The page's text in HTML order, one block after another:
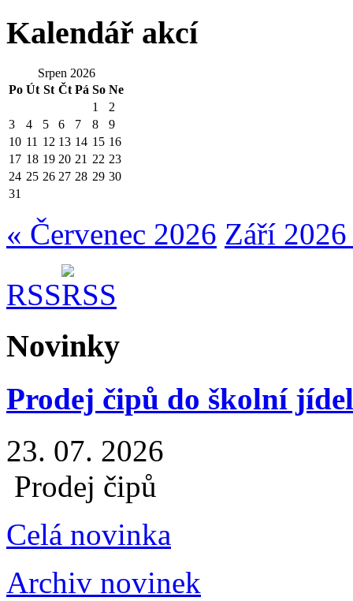
Kalendář akcí
Srpen 2026
Po Út St Čt Pá So Ne
1
2
3
4 5 6 7 8
9
10 11 12 13 14 15 16
17 18 19 20 21 22 23
24 25 26 27 28 29 30
31
« Červenec 2026 Září
RSS
Novinky
Prodej čipů do školní
23. 07. 2026
Prodej čipů
Celá novinka
Archiv novinek